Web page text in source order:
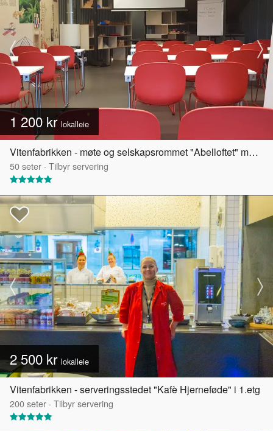
1 200 kr lokalleie
Vitenfabrikken - møte og selskapsrommet "Abelloftet" med egen takterrasse
50seter · Tilbyr servering
2 500 kr lokalleie
Vitenfabrikken - serveringsstedet "Kafè Hjerneføde" i 1.etg
200seter · Tilbyr servering